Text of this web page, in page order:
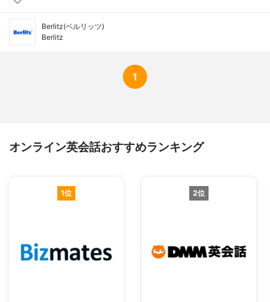
Berlitz(ベルリッツ)
Berlitz
1
オンライン英会話おすすめランキング
1位 2位